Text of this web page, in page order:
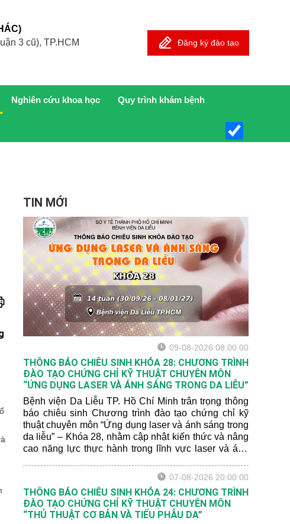
3 cũ), TP.HCM
Đăng ký đào tạo
Nghiên cứu khoa học Quy trình khám bệnh
TIN MỚI
09-08-2026 08:00:00
THÔNG BÁO CHIÊU SINH KHÓA 28: CHƯƠNG TRÌNH
ĐÀO TẠO CHỨNG CHỈ KỸ THUẬT CHUYÊN MÔN
“ỨNG DỤNG LASER VÀ ÁNH SÁNG TRONG DA LIỄU”
Bệnh viện Da Liễu TP. Hồ Chí Minh trân trọng thông
báo chiêu sinh Chương trình đào tạo chứng chỉ kỹ
thuật chuyên môn “Ứng dụng laser và ánh sáng trong
da liễu” – Khóa 28, nhằm cập nhật kiến thức và nâng
cao năng lực thực hành trong lĩnh vực laser và ánh
07-08-2026 20:00:00
THÔNG BÁO CHIÊU SINH KHÓA 24: CHƯƠNG TRÌNH
ĐÀO TẠO CHỨNG CHỈ KỸ THUẬT CHUYÊN MÔN
“THỦ THUẬT CƠ BẢN VÀ TIỂU PHẪU DA”